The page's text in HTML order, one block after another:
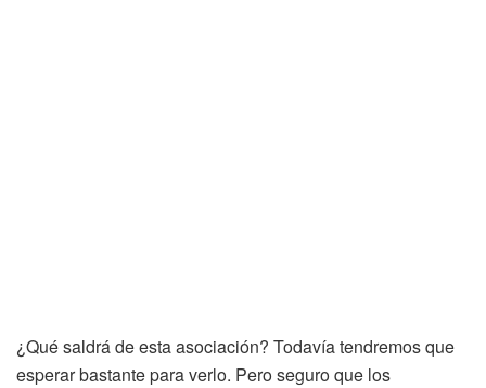
¿Qué saldrá de esta asociación? Todavía tendremos que
esperar bastante para verlo. Pero seguro que los